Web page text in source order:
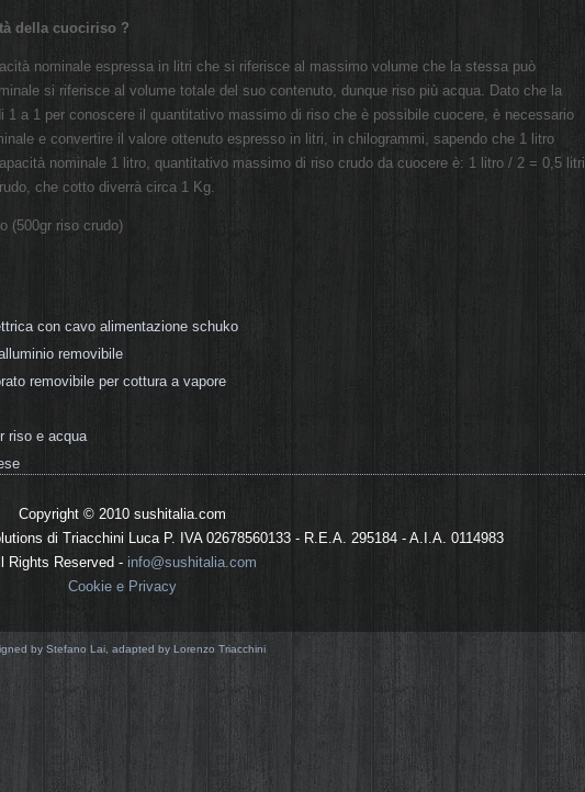
della cuociriso ?
nominale espressa in litri che si riferisce al massimo volume che la stessa può
si riferisce al volume totale del suo contenuto, dunque riso più acqua. Dato che la
1 a 1 per conoscere il quantitativo massimo di riso che è possibile cuocere, è necessario
e convertire il valore ottenuto espresso in litri, in chilogrammi, sapendo che 1 litro
nominale 1 litro, quantitativo massimo di riso crudo da cuocere è: 1 litro / 2 = 0,5 litri
che cotto diverrà circa 1 Kg.
(500gr riso crudo)
con cavo alimentazione schuko
removibile
removibile per cottura a vapore
riso e acqua
Copyright © 2010 sushitalia.com
di Triacchini Luca P. IVA 02678560133 - R.E.A. 295184 - A.I.A. 0114983
Rights Reserved - info@sushitalia.com
Cookie e Privacy
by Stefano Lai, adapted by Lorenzo Triacchini